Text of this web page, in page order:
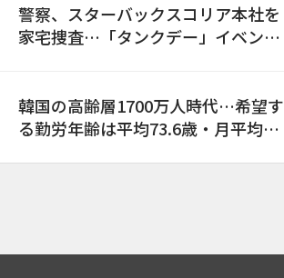
警察、スターバックスコリア本社を
家宅捜査…「タンクデー」イベント
韓国の高齢層1700万人時代…希望す
る勤労年齢は平均73.6歳・月平均賃